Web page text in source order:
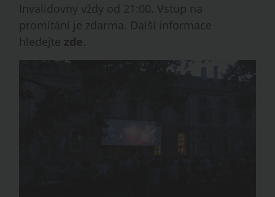
Invalidovny vždy od 21:00. Vstup na
promítání je zdarma. Další informace
hledejte zde.